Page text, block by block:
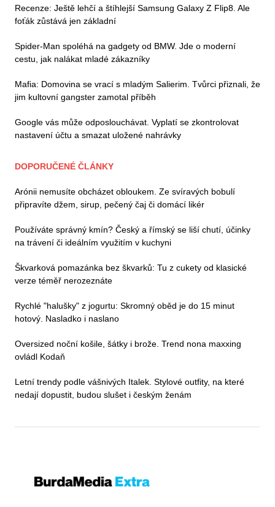
Recenze: Ještě lehčí a štíhlejší Samsung Galaxy Z Flip8. Ale
foťák zůstává jen základní
Spider-Man spoléhá na gadgety od BMW. Jde o moderní
cestu, jak nalákat mladé zákazníky
Mafia: Domovina se vrací s mladým Salierim. Tvůrci přiznali, že
jim kultovní gangster zamotal příběh
Google vás může odposlouchávat. Vyplatí se zkontrolovat
nastavení účtu a smazat uložené nahrávky
DOPORUČENÉ ČLÁNKY
Arónii nemusíte obcházet obloukem. Ze svíravých bobulí
připravíte džem, sirup, pečený čaj či domácí likér
Používáte správný kmín? Český a římský se liší chutí, účinky
na trávení či ideálním využitím v kuchyni
Škvarková pomazánka bez škvarků: Tu z cukety od klasické
verze téměř nerozeznáte
Rychlé "halušky" z jogurtu: Skromný oběd je do 15 minut
hotový. Nasladko i naslano
Oversized noční košile, šátky i brože. Trend nona maxxing
ovládl Kodaň
Letní trendy podle vášnivých Italek. Stylové outfity, na které
nedají dopustit, budou slušet i českým ženám